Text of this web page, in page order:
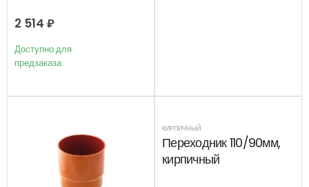
2 514 ₽
Доступно для
предзаказа
КИРПИЧНЫЙ
Переходник 110/90мм,
кирпичный